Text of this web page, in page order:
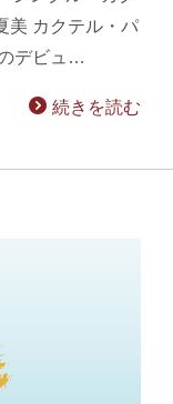
美 カクテル・パ
デビュ…
続きを読む